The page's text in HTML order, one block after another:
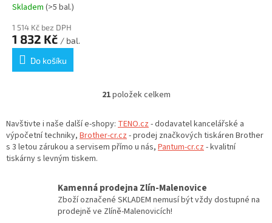
Skladem (>5 bal.)
1 514 Kč bez DPH
1 832 Kč / bal.
Do košíku
O
l
á
d
p
r
v
21položek celkem
Navštivte i naše další e-shopy: TENO.cz- dodavatel kancelářské a
výpočetní techniky, Brother-cr.cz- prodej značkových tiskáren Brother
s 3 letou zárukou a servisem přímo u nás, Pantum-cr.cz- kvalitní
tiskárny s levným tiskem.
Kamenná prodejna Zlín-Malenovice
Zboží označené SKLADEM nemusí být vždy dostupné na
prodejně ve Zlíně-Malenovicích!